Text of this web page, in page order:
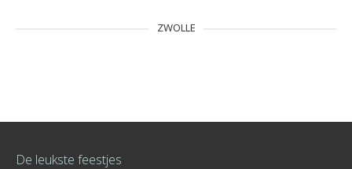
ZWOLLE
De leukste feestjes